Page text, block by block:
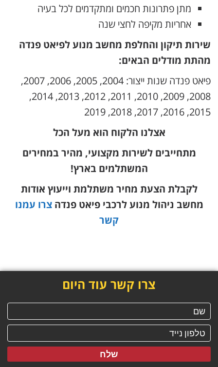
מתן פתרונות חכמים ומתקדמים לכל בעיה
אחריות מקיפה לחצי שנה
שירות תיקון והחלפת מחשב מנוע לפיאט פנדה
מהתת מודלים הבאים:
פיאט פנדה שנות ייצור: 2004, 2005, 2006, 2007,
2008, 2009, 2010, 2011, 2012, 2013, 2014,
2015, 2016, 2017, 2018, 2019
אצלנו הלקוח הוא מעל הכל
מתחייבים לשירות מקצועי, מהיר במחירים
המשתלמים בארץ!
לקבלת הצעת מחיר משתלמת וייעוץ אודות
מחשב ניהול מנוע לרכבי פיאט פנדהצרו עמנו
קשר
צרו קשר עוד היום
שלח